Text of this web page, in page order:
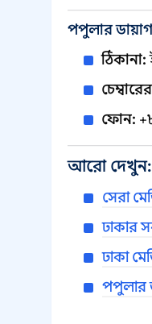
পপুলার
ঠিকানা:
ফোন:
আরো দেখুন:
সেরা
ঢাকার
ঢাকা
পপুলার